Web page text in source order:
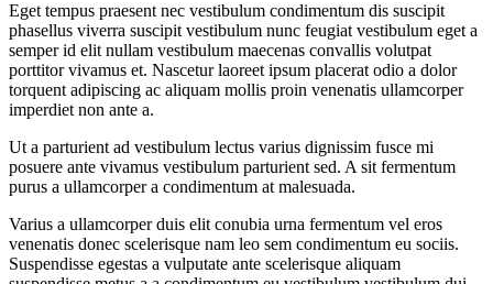
Eget tempus praesent nec vestibulum condimentum dis suscipit
phasellus viverra suscipit vestibulum nunc feugiat vestibulum eget a
semper id elit nullam vestibulum maecenas convallis volutpat
porttitor vivamus et. Nascetur laoreet ipsum placerat odio a dolor
torquent adipiscing ac aliquam mollis proin venenatis ullamcorper
imperdiet non ante a.
Ut a parturient ad vestibulum lectus varius dignissim fusce mi
posuere ante vivamus vestibulum parturient sed. A sit fermentum
purus a ullamcorper a condimentum at malesuada.
Varius a ullamcorper duis elit conubia urna fermentum vel eros
venenatis donec scelerisque nam leo sem condimentum eu sociis.
Suspendisse egestas a vulputate ante scelerisque aliquam